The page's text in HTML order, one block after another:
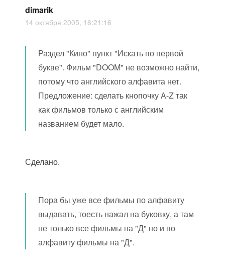
dimarik
14 октября 2005, 16:21:16
Раздел "Кино" пункт "Искать по первой
букве". Фильм "DOOM" не возможно найти,
потому что английского алфавита нет.
Предложение: сделать кнопочку A-Z так
как фильмов только с английским
названием будет мало.
Сделано.
Пора бы уже все фильмы по алфавиту
выдавать, тоесть нажал на буковку, а там
не только все фильмы на "Д" но и по
алфавиту фильмы на "Д".